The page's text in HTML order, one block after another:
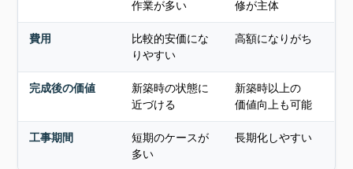
作業が多い
修が主体
費用
比較的安価にな
りやすい
高額になりがち
完成後の価値
新築時の状態に
近づける
新築時以上の
価値向上も可能
工事期間
短期のケースが
多い
長期化しやすい